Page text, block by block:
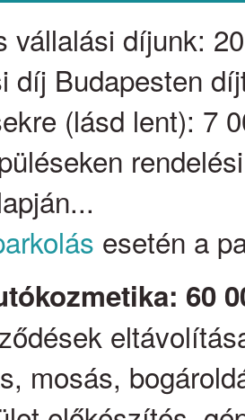
vállalási díjunk:
díj Budapesten
(lásd lent): 7
esetén a
60
mosás,